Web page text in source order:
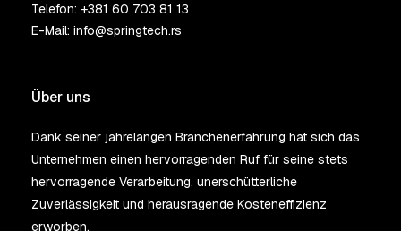
Telefon: +381 60 703 81 13
E-Mail: info@springtech.rs
Über uns
Dank seiner jahrelangen Branchenerfahrung hat sich das
Unternehmen einen hervorragenden Ruf für seine stets
hervorragende Verarbeitung, unerschütterliche
Zuverlässigkeit und herausragende Kosteneffizienz
erworben.